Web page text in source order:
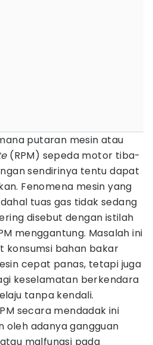
putaran mesin atau
(RPM) sepeda motor tiba-
sendirinya tentu dapat
Fenomena mesin yang
tuas gas tidak sedang
disebut dengan istilah
menggantung. Masalah ini
konsumsi bahan bakar
cepat panas, tetapi juga
keselamatan berkendara
tanpa kendali.
secara mendadak ini
oleh adanya gangguan
malfungsi pada